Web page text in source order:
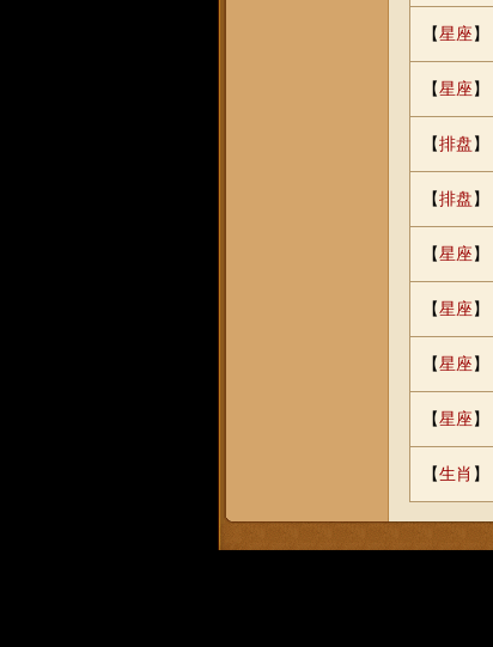
【星座】
【星座】
【排盘】
【排盘】
【星座】
【星座】
【星座】
【星座】
【生肖 】